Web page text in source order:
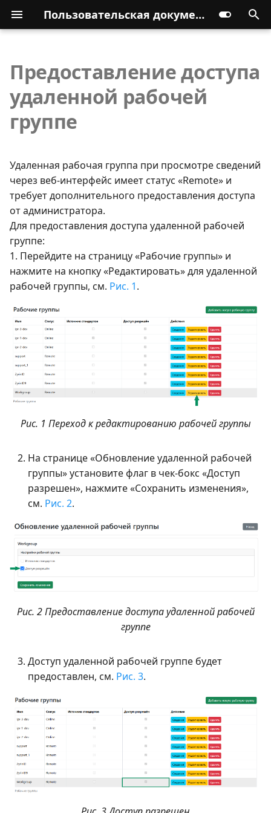
Пользовательская документация
Предоставление доступа
удаленной рабочей
группе
Удаленная рабочая группа при просмотре сведений
через веб-интерфейс имеет статус «Remote» и
требует дополнительного предоставления доступа
от администратора.
Для предоставления доступа удаленной рабочей
группе:
1. Перейдите на страницу «Рабочие группы» и
нажмите на кнопку «Редактировать» для удаленной
рабочей группы, см. Рис. 1.
Рис. 1 Переход к редактированию рабочей группы
На странице «Обновление удаленной рабочей
группы» установите флаг в чек-бокс «Доступ
разрешен», нажмите «Сохранить изменения»,
см. Рис. 2.
Рис. 2 Предоставление доступа удаленной рабочей
группе
Доступ удаленной рабочей группе будет
предоставлен, см. Рис. 3.